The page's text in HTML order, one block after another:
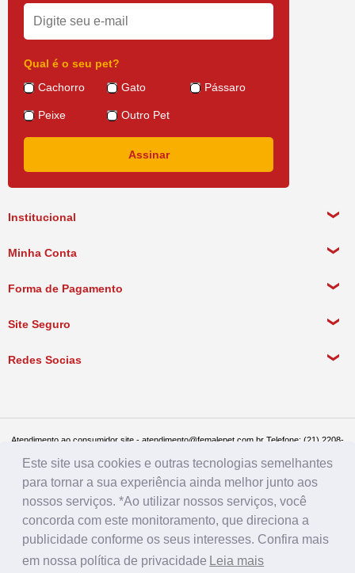
Institucional
Política de Pagamento
Política de Entrega
Minha Conta
Forma de Pagamento
Site Seguro
Redes Socias
Qual é o seu pet?
Cachorro
Gato Pássaro
Peixe Outro Pet
Atendimento ao consumidor site - atendimento@femalepet.com.br Telefone: (21) 2208-
Televendas: (21) 2268-7748 ou (21) 97045-2996 Seg a sex de 8:30h às 19h e Sábados
de 8:30h às 14:30h
Female Pet - CNPJ: 17.292.888.0001/86 - Rua Conde de Bonfim 482, loja A, Tijuca, Rio
de Janeiro - RJ - CEP: 20520-054
Este site usa cookies e outras tecnologias semelhantes
para tornar a sua experiência ainda melhor junto aos
nossos serviços. *Ao utilizar nossos serviços, você
concorda com este monitoramento, que direciona a
publicidade conforme os seus interesses. Confira mais
em nossa política de privacidade Leia mais